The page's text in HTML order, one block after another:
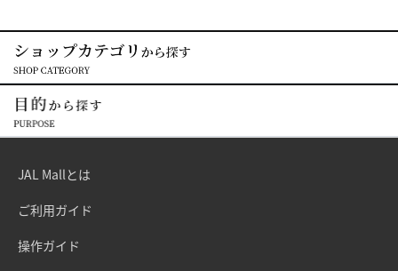
JAL Mallとは
ご利用ガイド
操作ガイド